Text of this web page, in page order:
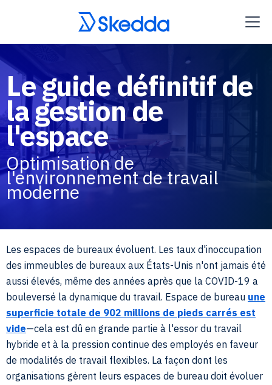
Le guide définitif de
la gestion de
l'espace
Optimisation de
l'environnement de travail
moderne
Les espaces de bureaux évoluent. Les taux d'inoccupation
des immeubles de bureaux aux États-Unis n'ont jamais été
aussi élevés, même des années après que la COVID-19 a
bouleversé la dynamique du travail. Espace de bureau une
superficie totale de 902 millions de pieds carrés est
vide—cela est dû en grande partie à l'essor du travail
hybride et à la pression continue des employés en faveur
de modalités de travail flexibles. La façon dont les
organisations gèrent leurs espaces de bureau doit évoluer